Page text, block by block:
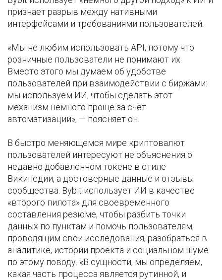
признает разрыв между нативными
интерфейсами и требованиями пользователей.
«Мы не любим использовать API, потому что
розничные пользователи не понимают их.
Вместо этого мы думаем об удобстве
пользователей при взаимодействии с биржами:
мы используем ИИ, чтобы сделать этот
механизм немного проще за счет
автоматизации», — поясняет он.
В быстро меняющемся мире криптовалют
пользователей интересуют не объяснения о
недавно добавленном токене в стиле
Википедии, а достоверные данные и отзывы
сообщества. Bybit использует ИИ в качестве
«второго пилота» для своевременного
составления резюме, чтобы разбить точки
данных по пунктам и помочь пользователям,
проводящим свои исследования, разобраться в
аналитике, истории проекта и социальном шуме
по этому поводу. «В сущности, мы определяем,
какая часть процесса является рутинной, и